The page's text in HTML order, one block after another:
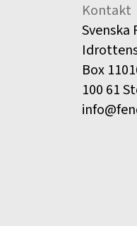
Kontakt
Box
100 61